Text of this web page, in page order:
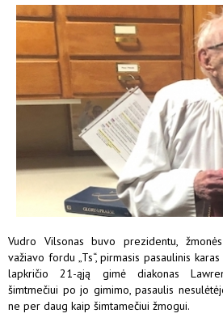
Vudro Vilsonas buvo prezidentu,
važiavo fordu „Ts“, pirmasis pasaulinis
lapkričio 21-ąją gimė diakonas
šimtmečiui po jo gimimo, pasaulis
ne per daug kaip šimtamečiui žmogui.